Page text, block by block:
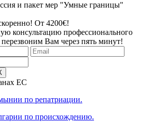
и пакет мер "Умные границы"
От 4200€!
консультацию профессионального
Вам через пять минут!
ЕС
по репатриации.
по происхождению.